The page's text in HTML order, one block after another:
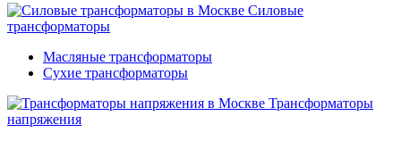
Силовые
трансформаторы
Масляные трансформаторы
Сухие трансформаторы
Трансформаторы
напряжения